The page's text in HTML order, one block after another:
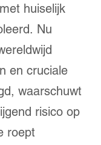
huiselijk
Nu
en cruciale
waarschuwt
risico op
roept